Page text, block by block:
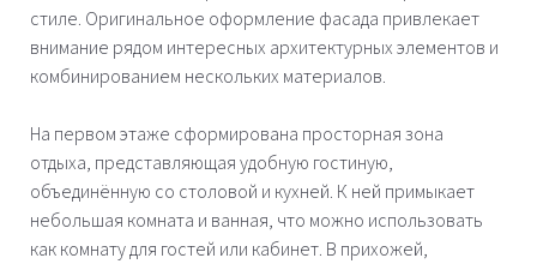
стиле. Оригинальное оформление фасада привлекает
внимание рядом интересных архитектурных элементов и
комбинированием нескольких материалов.
На первом этаже сформирована просторная зона
отдыха, представляющая удобную гостиную,
объединённую со столовой и кухней. К ней примыкает
небольшая комната и ванная, что можно использовать
как комнату для гостей или кабинет. В прихожей,